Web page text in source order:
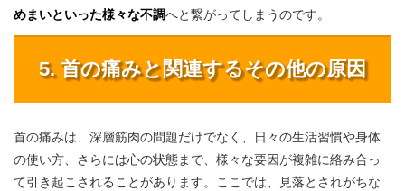
めまいといった様々な不調へと繋がってしまうのです。
5. 首の痛みと関連するその他の原因
首の痛みは、深層筋肉の問題だけでなく、日々の生活習慣や身体
の使い方、さらには心の状態まで、様々な要因が複雑に絡み合っ
て引き起こされることがあります。ここでは、見落とされがちな